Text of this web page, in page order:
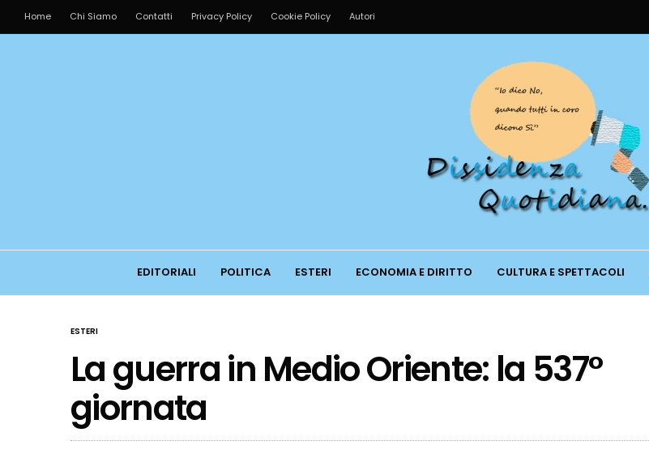
Home Chi Siamo Contatti Privacy Policy Cookie Policy Autori
EDITORIALI POLITICA ESTERI ECONOMIA E DIRITTO CULTURA E SPETTACOLI
ESTERI
La guerra in Medio Oriente: la 537°
giornata